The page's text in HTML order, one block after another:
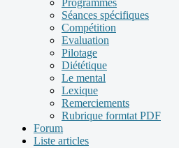
Séances spécifiques
Compétition
Evaluation
Pilotage
Diététique
Le mental
Lexique
Remerciements
Rubrique formtat PDF
Forum
Liste articles